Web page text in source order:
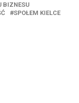
BIZNESU
SPOŁEM KIELCE